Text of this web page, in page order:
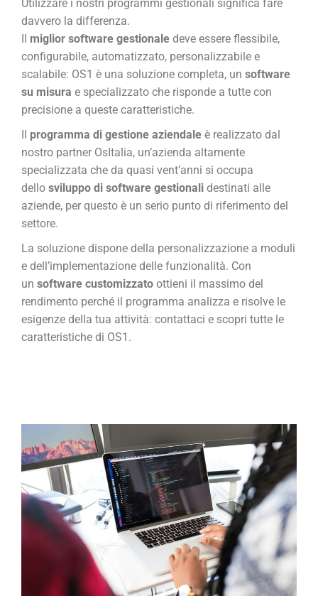
Utilizzare i nostri programmi gestionali significa fare
davvero la differenza.
Il miglior software gestionale deve essere flessibile,
configurabile, automatizzato, personalizzabile e
scalabile: OS1 è una soluzione completa, un software
su misura e specializzato che risponde a tutte con
precisione a queste caratteristiche.
Il programma di gestione aziendale è realizzato dal
nostro partner OsItalia, un’azienda altamente
specializzata che da quasi vent’anni si occupa
dello sviluppo di software gestionali destinati alle
aziende, per questo è un serio punto di riferimento del
settore.
La soluzione dispone della personalizzazione a moduli
e dell’implementazione delle funzionalità. Con
un software customizzato ottieni il massimo del
rendimento perché il programma analizza e risolve le
esigenze della tua attività: contattaci e scopri tutte le
caratteristiche di OS1.